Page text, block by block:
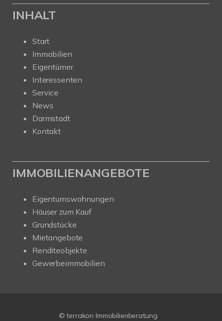
INHALT
Start
Immobilien
Eigentümer
Interessenten
Service
News
Darmstadt
Kontakt
IMMOBILIENANGEBOTE
Eigentumswohnungen
Häuser zum Kauf
Grundstücke
Mietangebote
Renditeobjekte
Gewerbeimmobilien
© terrakon Immobilienberatung